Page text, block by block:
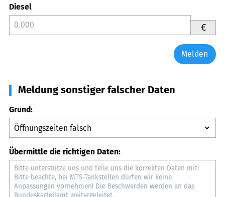
Diesel
€
Melden
Meldung sonstiger falscher Daten
Grund:
Übermittle die richtigen Daten: